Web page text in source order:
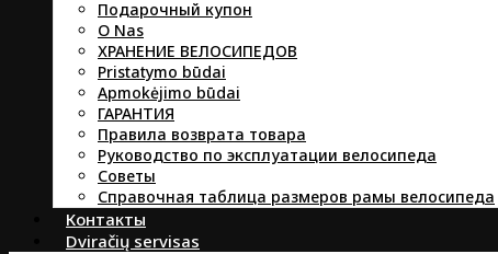
Подарочный купон
O Nas
ХРАНЕНИЕ ВЕЛОСИПЕДОВ
Pristatymo būdai
Apmokėjimo būdai
ГАРАНТИЯ
Правила возврата товара
Руководство по эксплуатации велосипеда
Советы
Справочная таблица размеров рамы велосипеда
Контакты
Dviračių servisas